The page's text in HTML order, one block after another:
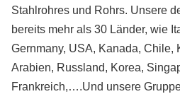
Stahlrohres und Rohrs. Unsere
bereits mehr als 30 Länder, wie
Gernmany, USA, Kanada, Chile,
Arabien, Russland, Korea,
Frankreich,….Und unsere